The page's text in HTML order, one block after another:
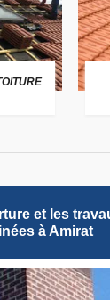
et les
à Amirat